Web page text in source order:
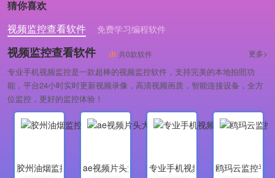
猜你喜欢
视频监控查看软件
免费学习编程软件
专业做婚礼策划的软件
视频监控查看软件 共0款软件 更多>
专业手机视频监控是一款超棒的视频监控软件，支持完美的本地拍照功
能，平台24小时实时更新视频录像，高清视频画质，智能连接设备，全方
位监控，更好的监控体验！
胶州油烟监控
ae视频片头大师
专业手机视频监控鸥玛云监控平